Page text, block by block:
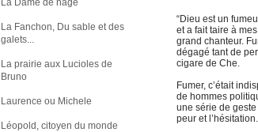
La Dame de nage
La Fanchon, Du sable et des
galets...
La prairie aux Lucioles de
Bruno
Laurence ou Michele
Léopold, citoyen du monde
“Dieu est un
et a fait taire à
grand chanteur.
dégagé tant de
cigare de Che.
Fumer, c’était
de hommes
une série de geste
peur et l’hésitation.